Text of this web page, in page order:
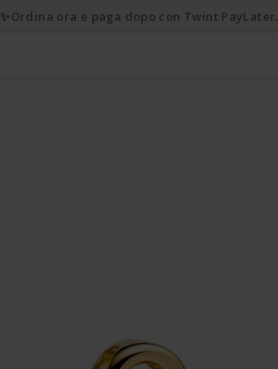
✨Ordina ora e paga dopo con Twint PayLater.